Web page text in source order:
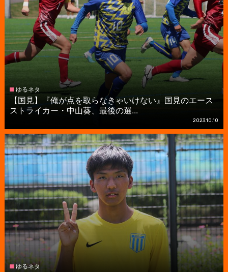
ゆるネタ
【国見】『俺が点を取らなきゃいけない』国見のエース
ストライカー・中山葵、最後の選...
2023.10.10
ゆるネタ